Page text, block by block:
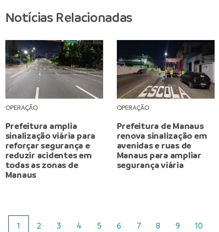
Notícias Relacionadas
OPERAÇÃO
Prefeitura amplia
sinalização viária para
reforçar segurança e
reduzir acidentes em
todas as zonas de
Manaus
OPERAÇÃO
Prefeitura de Manaus
renova sinalização em
avenidas e ruas de
Manaus para ampliar
segurança viária
1 2 3 4 5 6 7 8 9 10